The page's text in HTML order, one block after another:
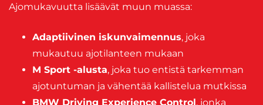
Ajomukavuutta lisäävät muun muassa:
Adaptiivinen iskunvaimennus, joka
mukautuu ajotilanteen mukaan
M Sport -alusta, joka tuo entistä tarkemman
ajotuntuman ja vähentää kallistelua mutkissa
BMW Driving Experience Control, jonka